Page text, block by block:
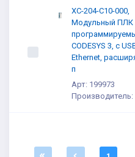
XC-204-C10-000,
Модульный ПЛК
CODESYS 3, с
Ethernet,
п
Арт: 199973
Производитель: